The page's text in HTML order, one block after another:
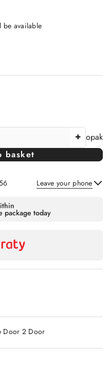
be available
opak
basket
Leave your phone
package today
Door 2 Door